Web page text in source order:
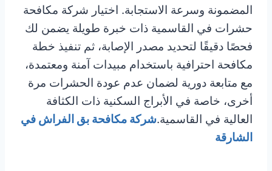
المضمونة وسرعة الاستجابة. اختيار شركة مكافحة
حشرات في القاسمية ذات خبرة طويلة يضمن لك
فحصًا دقيقًا لتحديد مصدر الإصابة، ثم تنفيذ خطة
مكافحة احترافية باستخدام مبيدات آمنة ومعتمدة،
مع متابعة دورية لضمان عدم عودة الحشرات مرة
أخرى، خاصة في الأبراج السكنية ذات الكثافة
العالية في القاسمية.شركة مكافحة بق الفراش في
الشارقة